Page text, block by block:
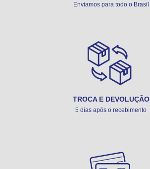
Enviamos para todo o Brasil
TROCA E DEVOLUÇÃO
5 dias após o recebimento